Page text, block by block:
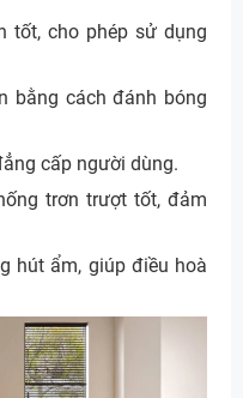
tốt, cho phép sử dụng
bằng cách đánh bóng
cấp người dùng.
trơn trượt tốt, đảm
hút ẩm, giúp điều hoà